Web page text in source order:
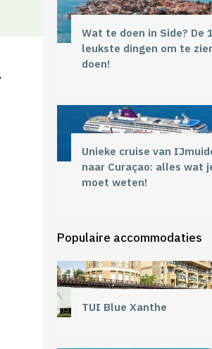
Wat te doen in Side? De
leukste dingen om te
doen!
Unieke cruise van
naar Curaçao: alles wat
moet weten!
Populaire accommodaties
TUI Blue Xanthe